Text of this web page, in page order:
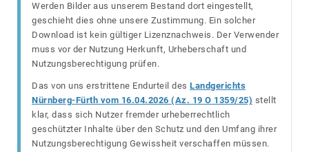
Werden Bilder aus unserem Bestand dort eingestellt,
geschieht dies ohne unsere Zustimmung. Ein solcher
Download ist kein gültiger Lizenznachweis. Der Verwender
muss vor der Nutzung Herkunft, Urheberschaft und
Nutzungsberechtigung prüfen.
Das von uns erstrittene Endurteil des Landgerichts
Nürnberg-Fürth vom 16.04.2026 (Az. 19 O 1359/25) stellt
klar, dass sich Nutzer fremder urheberrechtlich
geschützter Inhalte über den Schutz und den Umfang ihrer
Nutzungsberechtigung Gewissheit verschaffen müssen.